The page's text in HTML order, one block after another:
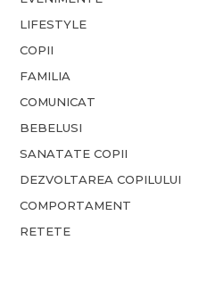
LIFESTYLE
COPII
FAMILIA
COMUNICAT
BEBELUSI
SANATATE COPII
DEZVOLTAREA COPILULUI
COMPORTAMENT
RETETE